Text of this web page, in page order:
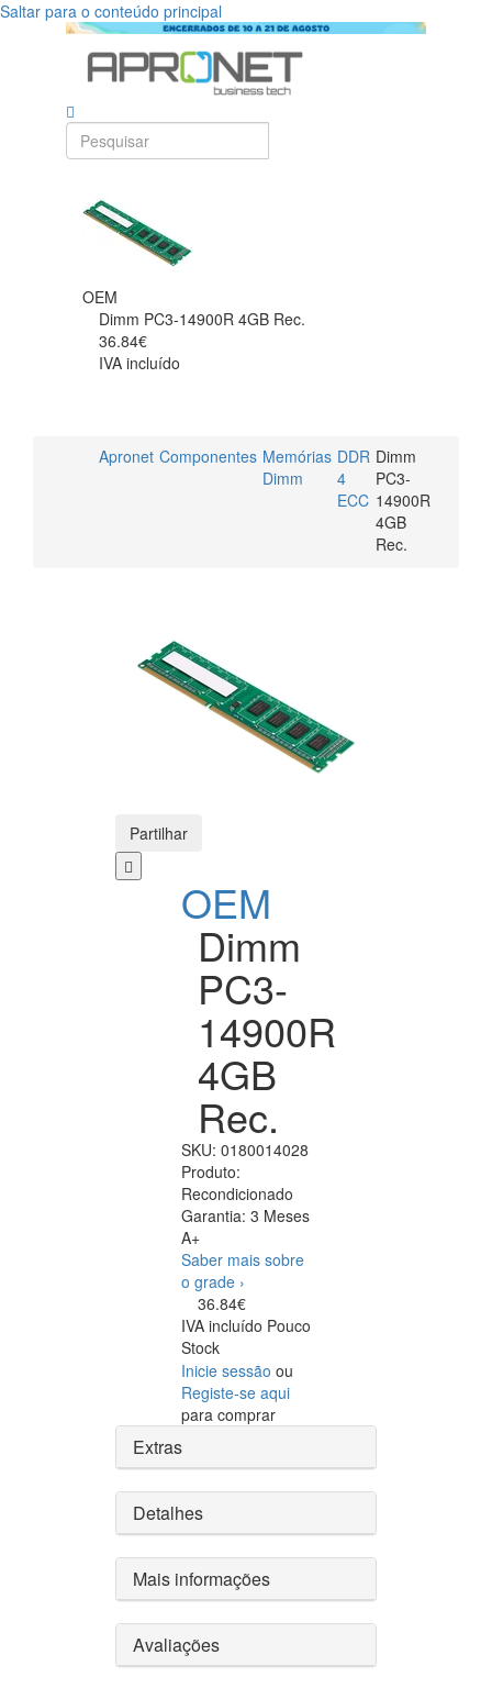
Saltar para o conteúdo principal
OEM
Dimm PC3-14900R 4GB Rec.
36.84€
IVA incluído
Apronet Componentes Memórias
Dimm
DDR
4
ECC
Dimm
PC3-
14900R
4GB
Rec.
Partilhar
OEM
Dimm
PC3-
14900R
4GB
Rec.
SKU: 0180014028
Produto:
Recondicionado
Garantia: 3 Meses
A+
Saber mais sobre
o grade ›
36.84€
IVA incluído Pouco
Stock
Inicie sessão ou
Registe-se aqui
para comprar
Extras
Detalhes
Mais informações
Avaliações